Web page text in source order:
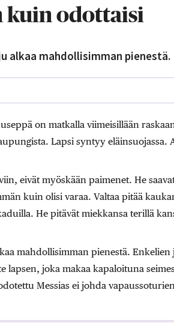
kuin odottaisi
alkaa mahdollisimman pienestä.
on matkalla viimeisillään
Lapsi syntyy eläinsuojassa.
eivät myöskään paimenet. He
kuin olisi varaa. Valtaa pitää
He pitävät miekkansa terillä
mahdollisimman pienestä.
joka makaa kapaloituna
Messias ei johda